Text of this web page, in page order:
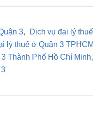
3, Dịch vụ đại lý
lý thuế ở Quận 3 TPHCM
Thành Phố Hồ Chí Minh,